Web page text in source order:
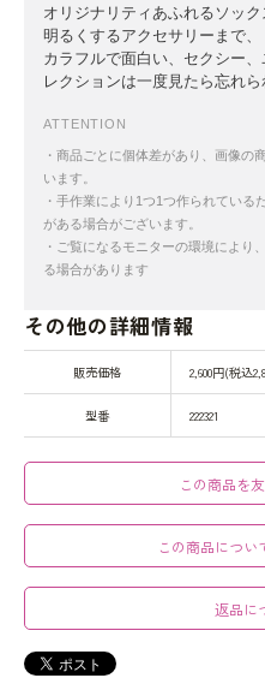
オリジナリティあふれるソッ
明るくするアクセサリーまで、
カラフルで面白い、セクシー
レクションは一度見たら忘れら
ATTENTION
・商品ごとに個体差があり、画像の
います。
・手作業により1つ1つ作られている
がある場合がございます。
・ご覧になるモニターの環境により
る場合があります
その他の詳細情報
販売価格 2,600円(税込
型番 222321
この商品を
この商品につい
返品に